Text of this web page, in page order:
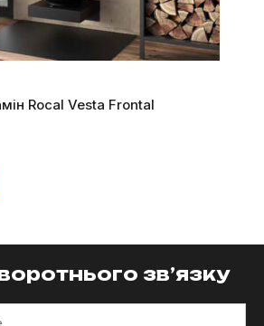
Rocal Vesta Frontal
зв’язку